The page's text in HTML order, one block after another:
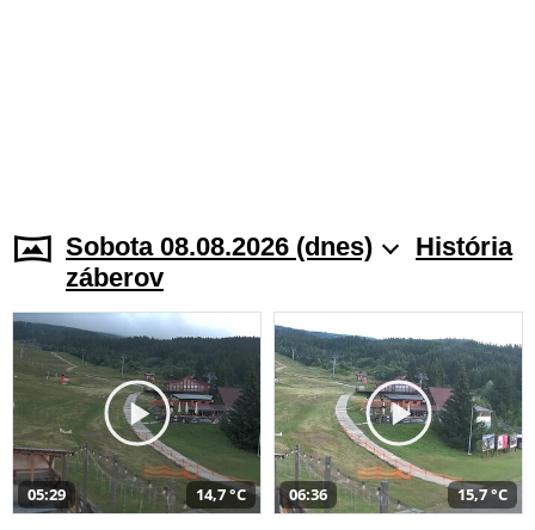
Sobota 08.08.2026 (dnes)
História
záberov
05:29 14,7 °C 06:36 15,7 °C